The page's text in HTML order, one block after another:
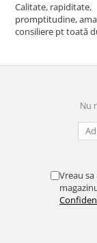
Calitate, rapiditate,
promptitudine,
consiliere pt toată durata
Nu
Vreau